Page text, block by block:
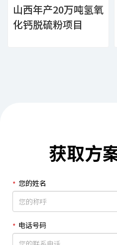
山西年产20万吨氢氧
化钙脱硫粉项目
获取方
您的姓名
电话号码